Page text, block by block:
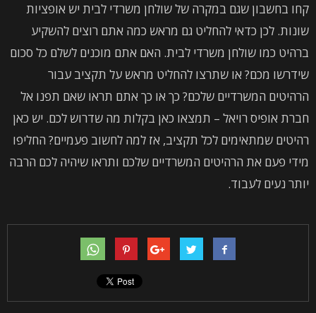
קחו בחשבון שגם במקרה של שולחן משרדי לבית יש אופציות
שונות. לכן כדאי להחליט גם מראש כמה אתם רוצים להשקיע
ברהיט כמו שולחן משרדי לבית. האם אתם מוכנים לשלם כל סכום
שידרשו מכם? או שתרצו להחליט מראש על תקציב עבור
הרהיטים המשרדיים שלכם? כך או כך אתם תראו שאם תפנו אל
חברת אופיס רויאל – תמצאו כאן בקלות מה שדרוש לכם. יש כאן
רהיטים שמתאימים לכל תקציב, אז למה לחשוב פעמיים? החליפו
מידי פעם את הרהיטים המשרדיים שלכם ותראו שיהיה לכם הרבה
יותר נעים לעבוד.